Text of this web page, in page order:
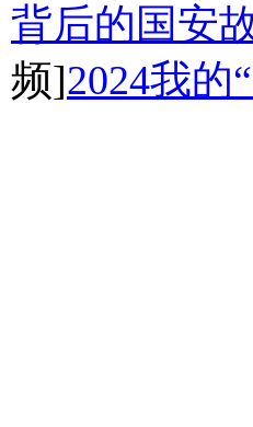
背后的国安
频]2024我的